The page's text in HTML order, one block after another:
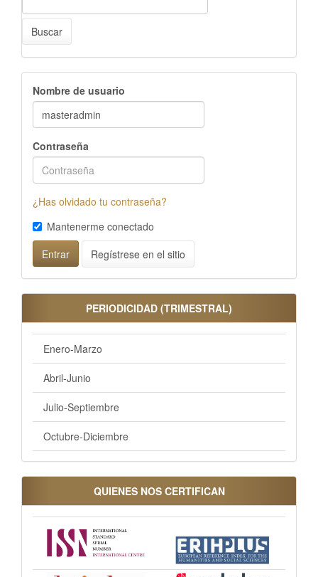
Buscar
Nombre de usuario
Contraseña
¿Has olvidado tu contraseña?
Mantenerme conectado
Entrar
Regístrese en el sitio
PERIODICIDAD (TRIMESTRAL)
Enero-Marzo
Abril-Junio
Julio-Septiembre
Octubre-Diciembre
QUIENES NOS CERTIFICAN